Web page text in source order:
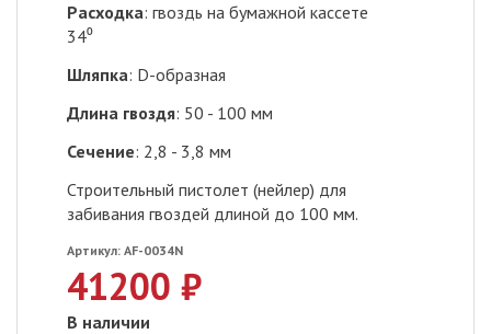
Расходка: гвоздь на бумажной кассете
34⁰
Шляпка: D-образная
Длина гвоздя: 50 - 100 мм
Сечение: 2,8 - 3,8 мм
Строительный пистолет (нейлер) для
забивания гвоздей длиной до 100 мм.
Артикул: AF-0034N
41200 ₽
В наличии